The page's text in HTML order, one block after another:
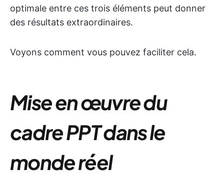
optimale entre ces trois éléments peut donner
des résultats extraordinaires.
Voyons comment vous pouvez faciliter cela.
Mise en œuvre du
cadre PPT dans le
monde réel